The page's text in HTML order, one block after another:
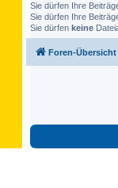
Sie dürfen Ihre
Sie dürfen Ihre
Sie dürfen keine
Foren-Übersicht